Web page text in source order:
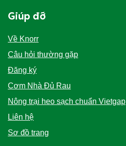
Giúp đỡ
Về Knorr
Câu hỏi thường gặp
Đăng ký
Cơm Nhà Đủ Rau
Nông trại heo sạch chuẩn Vietgap
Liên hệ
Sơ đồ trang